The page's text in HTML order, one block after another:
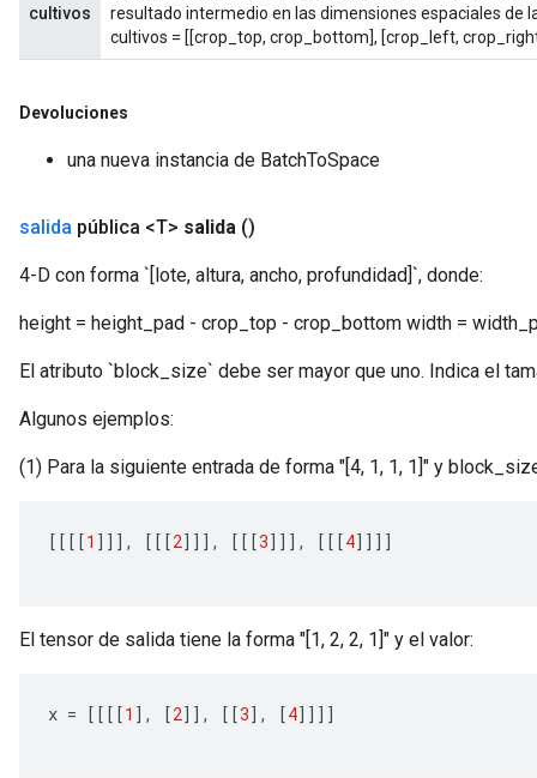
cultivos
resultado intermedio en las dimensiones espaciales de
cultivos = [[crop_top, crop_bottom], [crop_left,
Devoluciones
una nueva instancia de BatchToSpace
salida pública <T> salida ()
4-D con forma `[lote, altura, ancho, profundidad]`, donde:
height = height_pad - crop_top - crop_bottom width =
El atributo `block_size` debe ser mayor que uno. Indica el
Algunos ejemplos:
(1) Para la siguiente entrada de forma "[4, 1, 1, 1]" y
[[[[1 ]]], [[[2]]], [[[3]]], [[[4]]]]
El tensor de salida tiene la forma "[1, 2, 2, 1]" y el valor:
x = [[[[1 ], [2]], [[3], [4]]]]